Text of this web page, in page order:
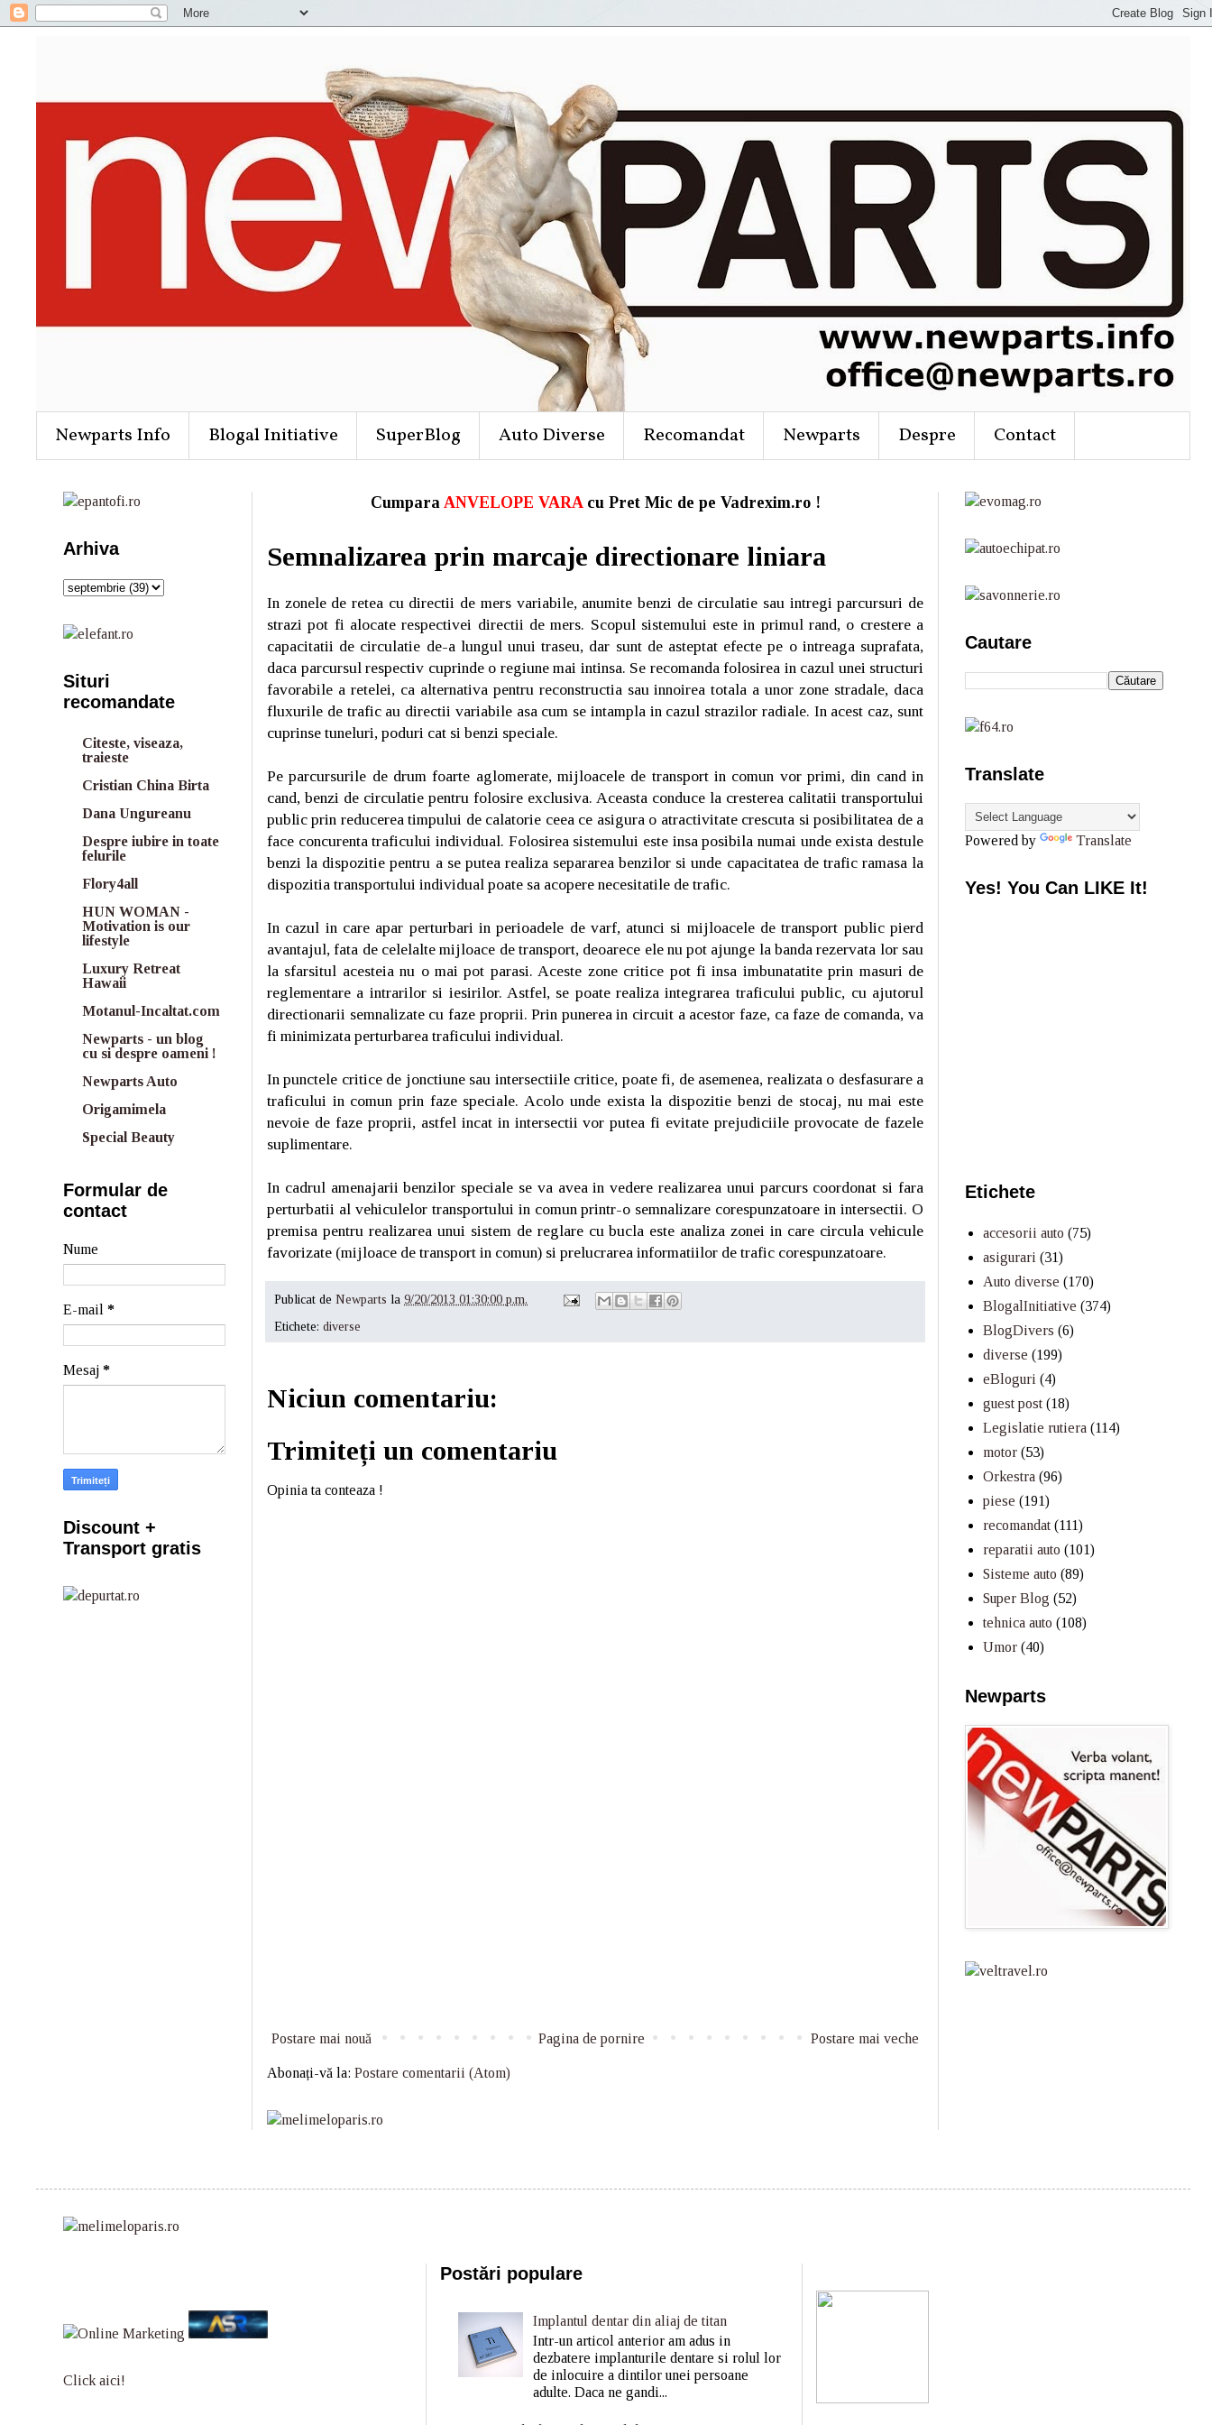
Newparts Info Blogal Initiative SuperBlog Auto Diverse Recomandat Newparts Despre Contact
Cumpara ANVELOPE VARAcu Pret Mic de pe Vadrexim.ro !
Semnalizarea prin marcaje directionare liniara
In zonele de retea cu directii de mers variabile, anumite benzi de circulatie sau intregi parcursuri de
strazi pot fi alocate respectivei directii de mers. Scopul sistemului este in primul rand, o crestere a
capacitatii de circulatie de-a lungul unui traseu, dar sunt de asteptat efecte pe o intreaga suprafata,
daca parcursul respectiv cuprinde o regiune mai intinsa. Se recomanda folosirea in cazul unei structuri
favorabile a retelei, ca alternativa pentru reconstructia sau innoirea totala a unor zone stradale, daca
fluxurile de trafic au directii variabile asa cum se intampla in cazul strazilor radiale. In acest caz, sunt
cuprinse tuneluri, poduri cat si benzi speciale.
Pe parcursurile de drum foarte aglomerate, mijloacele de transport in comun vor primi, din cand in
cand, benzi de circulatie pentru folosire exclusiva. Aceasta conduce la cresterea calitatii transportului
public prin reducerea timpului de calatorie ceea ce asigura o atractivitate crescuta si posibilitatea de a
face concurenta traficului individual. Folosirea sistemului este insa posibila numai unde exista destule
benzi la dispozitie pentru a se putea realiza separarea benzilor si unde capacitatea de trafic ramasa la
dispozitia transportului individual poate sa acopere necesitatile de trafic.
In cazul in care apar perturbari in perioadele de varf, atunci si mijloacele de transport public pierd
avantajul, fata de celelalte mijloace de transport, deoarece ele nu pot ajunge la banda rezervata lor sau
la sfarsitul acesteia nu o mai pot parasi. Aceste zone critice pot fi insa imbunatatite prin masuri de
reglementare a intrarilor si iesirilor. Astfel, se poate realiza integrarea traficului public, cu ajutorul
directionarii semnalizate cu faze proprii. Prin punerea in circuit a acestor faze, ca faze de comanda, va
fi minimizata perturbarea traficului individual.
In punctele critice de jonctiune sau intersectiile critice, poate fi, de asemenea, realizata o desfasurare a
traficului in comun prin faze speciale. Acolo unde exista la dispozitie benzi de stocaj, nu mai este
nevoie de faze proprii, astfel incat in intersectii vor putea fi evitate prejudiciile provocate de fazele
suplimentare.
In cadrul amenajarii benzilor speciale se va avea in vedere realizarea unui parcurs coordonat si fara
perturbatii al vehiculelor transportului in comun printr-o semnalizare corespunzatoare in intersectii. O
premisa pentru realizarea unui sistem de reglare cu bucla este analiza zonei in care circula vehicule
favorizate (mijloace de transport in comun) si prelucrarea informatiilor de trafic corespunzatoare.
Publicat de Newparts la 9/20/2013 01:30:00 p.m.
Etichete: diverse
Niciun comentariu:
Trimiteți un comentariu
Opinia ta conteaza !
Postare mai nouă Postare mai veche
Pagina de pornire
Abonați-vă la: Postare comentarii (Atom)
Arhiva
Situri
recomandate
Citeste, viseaza,
traieste
Cristian China Birta
Dana Ungureanu
Despre iubire in toate
felurile
Flory4all
HUN WOMAN -
Motivation is our
lifestyle
Luxury Retreat
Hawaii
Motanul-Incaltat.com
Newparts - un blog
cu si despre oameni !
Newparts Auto
Origamimela
Special Beauty
Formular de
contact
Nume
E-mail *
Mesaj *
Discount +
Transport gratis
Cautare
Translate
Powered by Translate
Yes! You Can LIKE It!
Etichete
accesorii auto (75)
asigurari (31)
Auto diverse (170)
BlogalInitiative (374)
BlogDivers (6)
diverse (199)
eBloguri (4)
guest post (18)
Legislatie rutiera (114)
motor (53)
Orkestra (96)
piese (191)
recomandat (111)
reparatii auto (101)
Sisteme auto (89)
Super Blog (52)
tehnica auto (108)
Umor (40)
Newparts
Click aici!
Postări populare
Implantul dentar din aliaj de titan
Intr-un articol anterior am adus in
dezbatere implanturile dentare si rolul lor
de inlocuire a dintilor unei persoane
adulte. Daca ne gandi...